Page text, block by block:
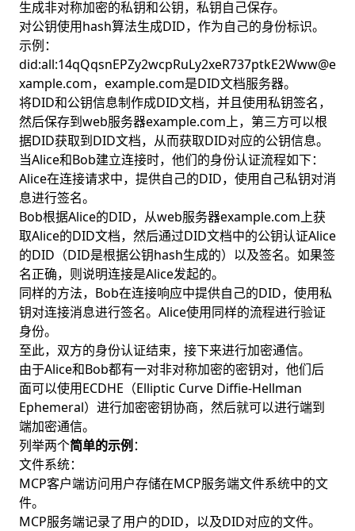
生成非对称加密的私钥和公钥，私钥自己保存。
对公钥使用hash算法生成DID，作为自己的身份标识。
示例：
did:all:14qQqsnEPZy2wcpRuLy2xeR737ptkE2Www@e
xample.com，example.com是DID文档服务器。
将DID和公钥信息制作成DID文档，并且使用私钥签名，
然后保存到web服务器example.com上，第三方可以根
据DID获取到DID文档，从而获取DID对应的公钥信息。
当Alice和Bob建立连接时，他们的身份认证流程如下：
Alice在连接请求中，提供自己的DID，使用自己私钥对消
息进行签名。
Bob根据Alice的DID，从web服务器example.com上获
取Alice的DID文档，然后通过DID文档中的公钥认证Alice
的DID（DID是根据公钥hash生成的）以及签名。如果签
名正确，则说明连接是Alice发起的。
同样的方法，Bob在连接响应中提供自己的DID，使用私
钥对连接消息进行签名。Alice使用同样的流程进行验证
身份。
至此，双方的身份认证结束，接下来进行加密通信。
由于Alice和Bob都有一对非对称加密的密钥对，他们后
面可以使用ECDHE（Elliptic Curve Diffie-Hellman
Ephemeral）进行加密密钥协商，然后就可以进行端到
端加密通信。
列举两个简单的示例 ：
文件系统：
MCP客户端访问用户存储在MCP服务端文件系统中的文
件。
MCP服务端记录了用户的DID，以及DID对应的文件。